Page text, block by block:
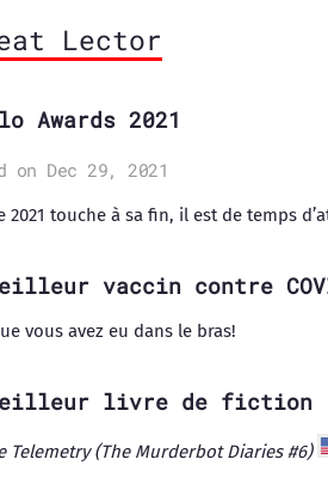
Lector
Awards 2021
on Dec 29, 2021
2021 touche à sa fin, il est de temps
vaccin contre
vous avez eu dans le bras!
livre de fiction
Telemetry (The Murderbot Diaries #6)